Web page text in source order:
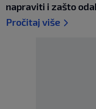
napraviti i zašto
Pročitaj više